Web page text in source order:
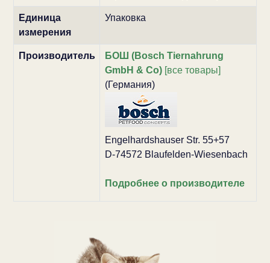
Единица
измерения
Упаковка
Производитель
БОШ (Bosch Tiernahrung
GmbH & Co)[все товары]
(Германия)
Engelhardshauser Str. 55+57
D-74572 Blaufelden-Wiesenbach
Подробнее о производителе